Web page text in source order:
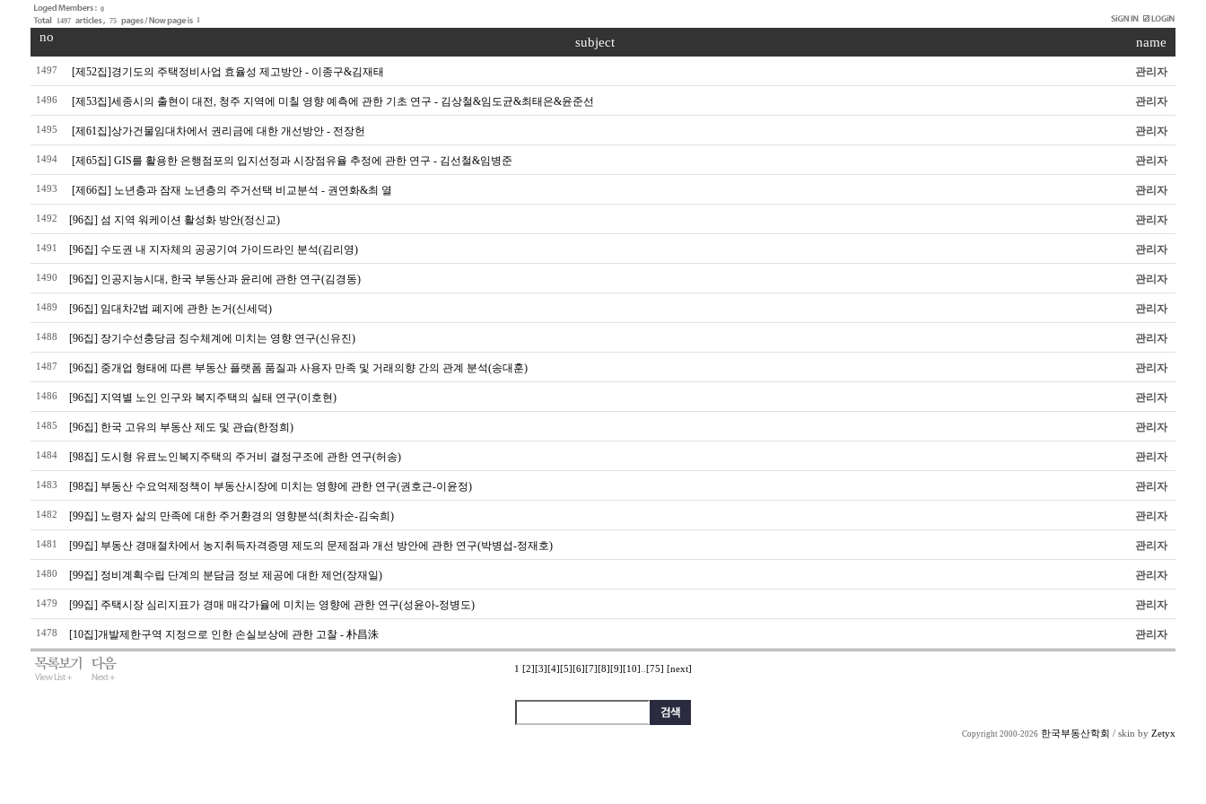
0
1497
75 1
no subject name
1497 [제52집]경기도의 주택정비사업 효율성 제고방안 - 이종구&김재태 관리자
1496 [제53집]세종시의 출현이 대전, 청주 지역에 미칠 영향 예측에 관한 기초 연구 - 김상철&임도균&최태은&윤준선 관리자
1495 [제61집]상가건물임대차에서 권리금에 대한 개선방안 - 전장헌 관리자
1494 [제65집] GIS를 활용한 은행점포의 입지선정과 시장점유율 추정에 관한 연구 - 김선철&임병준 관리자
1493 [제66집] 노년층과 잠재 노년층의 주거선택 비교분석 - 권연화&최 열 관리자
1492 ​[96집] 섬 지역 워케이션 활성화 방안(정신교) 관리자
1491 ​[96집] 수도권 내 지자체의 공공기여 가이드라인 분석(김리영) 관리자
1490 ​[96집] 인공지능시대, 한국 부동산과 윤리에 관한 연구(김경동) 관리자
1489 ​[96집] 임대차2법 폐지에 관한 논거(신세덕) 관리자
1488 ​[96집] 장기수선충당금 징수체계에 미치는 영향 연구(신유진) 관리자
1487 ​[96집] 중개업 형태에 따른 부동산 플랫폼 품질과 사용자 만족 및 거래의향 간의 관계 분석(송대훈) 관리자
1486 ​[96집] 지역별 노인 인구와 복지주택의 실태 연구(이호현) 관리자
1485 ​[96집] 한국 고유의 부동산 제도 및 관습(한정희) 관리자
1484 ​[98집] 도시형 유료노인복지주택의 주거비 결정구조에 관한 연구(허송) 관리자
1483 ​[98집] 부동산 수요억제정책이 부동산시장에 미치는 영향에 관한 연구(권호근-이윤정) 관리자
1482 ​[99집] 노령자 삶의 만족에 대한 주거환경의 영향분석(최차순-김숙희) 관리자
1481 ​[99집] 부동산 경매절차에서 농지취득자격증명 제도의 문제점과 개선 방안에 관한 연구(박병섭-정재호) 관리자
1480 ​[99집] 정비계획수립 단계의 분담금 정보 제공에 대한 제언(장재일) 관리자
1479 ​[99집] 주택시장 심리지표가 경매 매각가율에 미치는 영향에 관한 연구(성윤아-정병도) 관리자
1478 [10집]개발제한구역 지정으로 인한 손실보상에 관한 고찰 - 朴昌洙 관리자
1 [2] [3] [4] [5] [6] [7] [8] [9] [10] [75] [next]
Copyright 2000-2026 한국부동산학회 / skin by Zetyx